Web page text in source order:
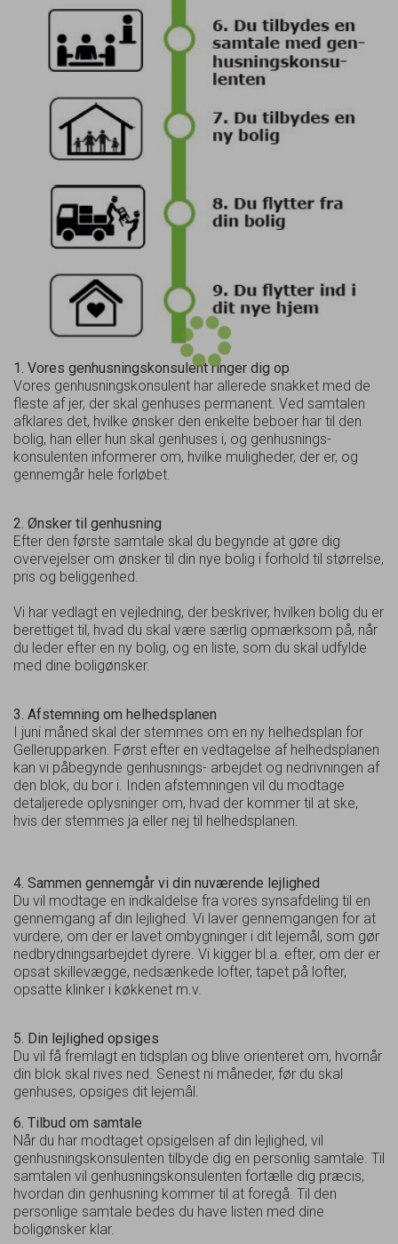
1. Vores genhusningskonsulent ringer dig op
Vores genhusningskonsulent har allerede snakket med de
fleste af jer, der skal genhuses permanent. Ved samtalen
afklares det, hvilke ønsker den enkelte beboer har til den
bolig, han eller hun skal genhuses i, og genhusnings-
konsulenten informerer om, hvilke muligheder, der er, og
gennemgår hele forløbet.
2. Ønsker til genhusning
Efter den første samtale skal du begynde at gøre dig
overvejelser om ønsker til din nye bolig i forhold til størrelse,
pris og beliggenhed.
Vi har vedlagt en vejledning, der beskriver, hvilken bolig du er
berettiget til, hvad du skal være særlig opmærksom på, når
du leder efter en ny bolig, og en liste, som du skal udfylde
med dine boligønsker.
3. Afstemning om helhedsplanen
I juni måned skal der stemmes om en ny helhedsplan for
Gellerupparken. Først efter en vedtagelse af helhedsplanen
kan vi påbegynde genhusnings- arbejdet og nedrivningen af
den blok, du bor i. Inden afstemningen vil du modtage
detaljerede oplysninger om, hvad der kommer til at ske,
hvis der stemmes ja eller nej til helhedsplanen.
4. Sammen gennemgår vi din nuværende lejlighed
Du vil modtage en indkaldelse fra vores synsafdeling til en
gennemgang af din lejlighed. Vi laver gennemgangen for at
vurdere, om der er lavet ombygninger i dit lejemål, som gør
nedbrydningsarbejdet dyrere. Vi kigger bl.a. efter, om der er
opsat skillevægge, nedsænkede lofter, tapet på lofter,
opsatte klinker i køkkenet m.v.
5. Din lejlighed opsiges
Du vil få fremlagt en tidsplan og blive orienteret om, hvornår
din blok skal rives ned. Senest ni måneder, før du skal
genhuses, opsiges dit lejemål.
6. Tilbud om samtale
Når du har modtaget opsigelsen af din lejlighed, vil
genhusningskonsulenten tilbyde dig en personlig samtale. Til
samtalen vil genhusningskonsulenten fortælle dig præcis,
hvordan din genhusning kommer til at foregå. Til den
personlige samtale bedes du have listen med dine
boligønsker klar.